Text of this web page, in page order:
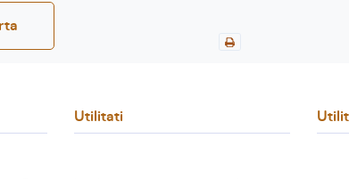
Utilitati